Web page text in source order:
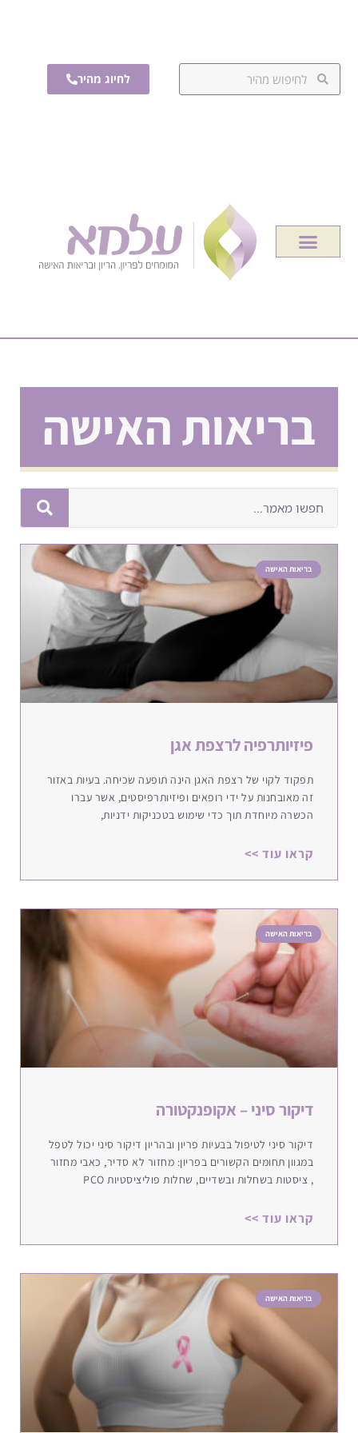
לחיוג מהיר
בריאות האישה
בריאות האישה
פיזיותרפיה לרצפת אגן
תפקוד לקוי של רצפת האגן הינה תופעה שכיחה. בעיות באזור
זה מאובחנות על ידי רופאים ופיזיותרפיסטים, אשר עברו
הכשרה מיוחדת תוך כדי שימוש בטכניקות ידניות,
קראו עוד >>
בריאות האישה
דיקור סיני – אקופנקטורה
דיקור סיני לטיפול בבעיות פריון ובהריון דיקור סיני יכול לטפל
במגוון תחומים הקשורים בפריון: מחזור לא סדיר, כאבי מחזור
, ציסטות בשחלות ובשדיים, שחלות פוליציסטיות PCO
קראו עוד >>
בריאות האישה